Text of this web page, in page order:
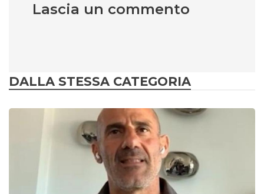
Lascia un commento
DALLA STESSA CATEGORIA